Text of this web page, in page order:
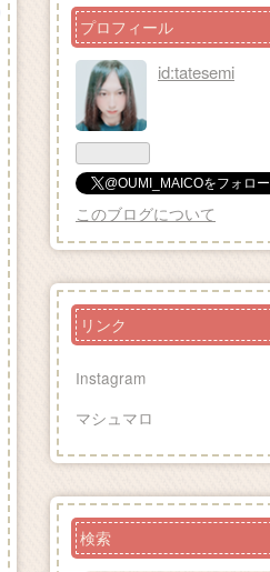
プロフィール
id:tatesemi
@OUMI_MAICOをフォロー
このブログについて
リンク
Instagram
マシュマロ
検索